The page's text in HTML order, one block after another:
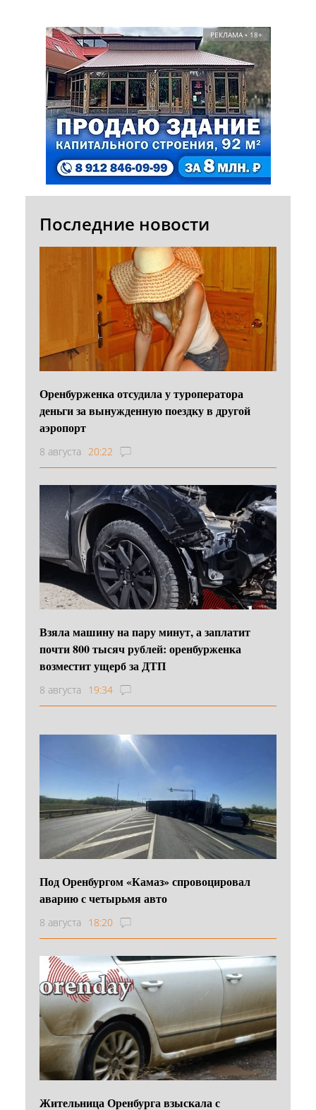
РЕКЛАМА • 18+
Последние новости
Оренбурженка отсудила у туроператора
деньги за вынужденную поездку в другой
аэропорт
8 августа 20:22
Взяла машину на пару минут, а заплатит
почти 800 тысяч рублей: оренбурженка
возместит ущерб за ДТП
8 августа 19:34
Под Оренбургом «Камаз» спровоцировал
аварию с четырьмя авто
8 августа 18:20
Жительница Оренбурга взыскала с